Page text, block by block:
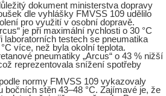
dokument ministerstva dopravy
dle vyhlášky FMVSS 109 udělilo
pro využití v osobní dopravě.
je při maximální rychlosti o 30 °C
testech se pneumatika
více, než byla okolní teplota.
pneumatiky „Arcus“ o 43 % nižší
reprezentovala snížení spotřeby
normy FMVSS 109 vykazovaly
bočních stěn 43–48 °C. Zajímavé je, že